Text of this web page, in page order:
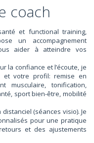
coach
et functional training,
un accompagnement
aider à atteindre vos
la confiance et l’écoute, je
et votre profil: remise en
musculaire, tonification,
sport bien-être, mobilité
(séances visio). Je
pour une pratique
et des ajustements